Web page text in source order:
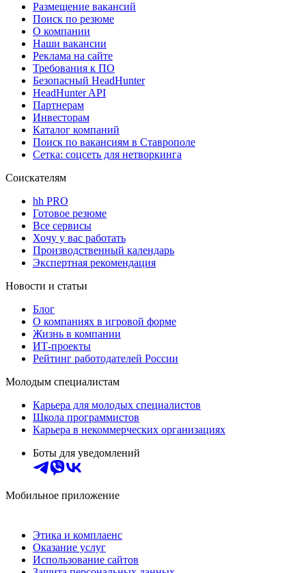
Размещение вакансий
Поиск по резюме
О компании
Наши вакансии
Реклама на сайте
Требования к ПО
Безопасный HeadHunter
HeadHunter API
Партнерам
Инвесторам
Каталог компаний
Поиск по вакансиям в Ставрополе
Сетка: соцсеть для нетворкинга
Соискателям
hh PRO
Готовое резюме
Все сервисы
Хочу у вас работать
Производственный календарь
Экспертная рекомендация
Новости и статьи
Блог
О компаниях в игровой форме
Жизнь в компании
ИТ-проекты
Рейтинг работодателей России
Молодым специалистам
Карьера для молодых специалистов
Школа программистов
Карьера в некоммерческих организациях
Боты для уведомлений
Мобильное приложение
Этика и комплаенс
Оказание услуг
Использование сайтов